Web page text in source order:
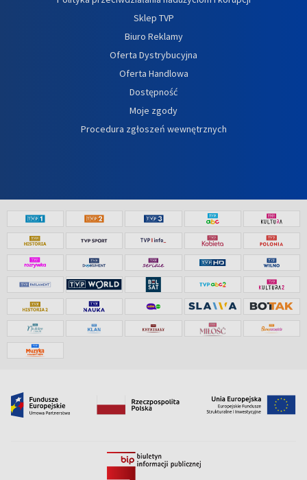
Sklep TVP
Biuro Reklamy
Oferta Dystrybucyjna
Oferta Handlowa
Dostępność
Moje zgody
Procedura zgłoszeń wewnętrznych